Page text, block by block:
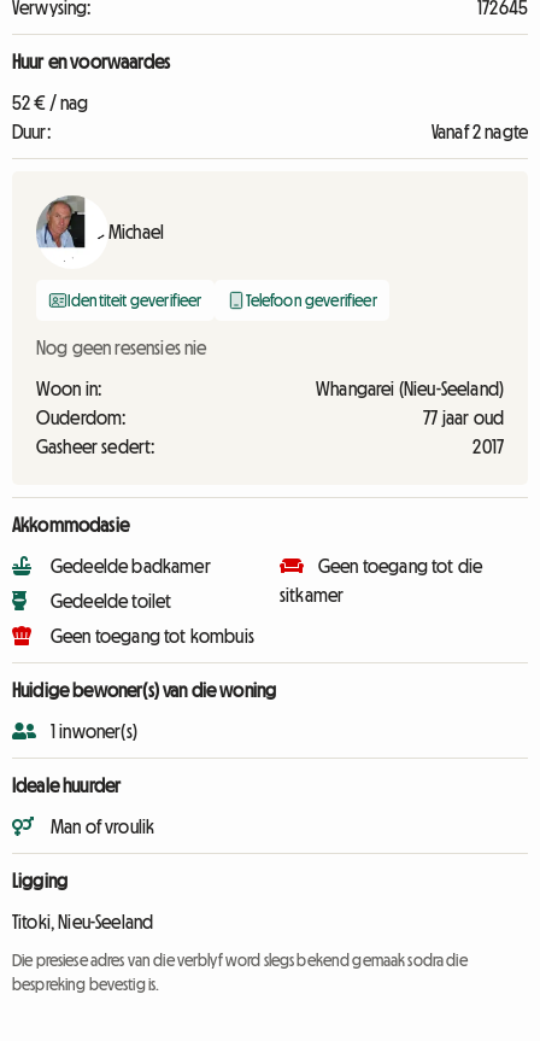
Verwysing:
172645
Huur en voorwaardes
52 € / nag
Duur:
Vanaf 2 nagte
Michael
Identiteit geverifieer Telefoon geverifieer
Nog geen resensies nie
Woon in:
Whangarei (Nieu-Seeland)
Ouderdom:
77 jaar oud
Gasheer sedert:
2017
Akkommodasie
Gedeelde badkamer
Gedeelde toilet
Geen toegang tot kombuis
Geen toegang tot die
sitkamer
Huidige bewoner(s) van die woning
1 inwoner(s)
Ideale huurder
Man of vroulik
Ligging
Titoki, Nieu-Seeland
Die presiese adres van die verblyf word slegs bekend gemaak sodra die
bespreking bevestig is.